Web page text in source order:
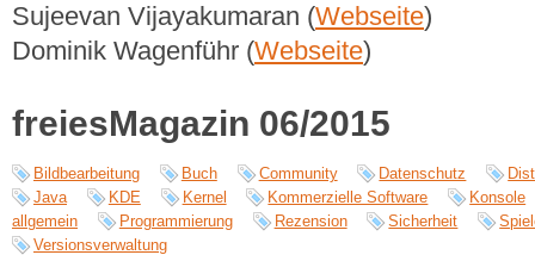
Sujeevan Vijayakumaran (Webseite)
Dominik Wagenführ (Webseite)
freiesMagazin 06/2015
Bildbearbeitung Buch Community Datenschutz
Java
KDE Kernel Kommerzielle Software
Konsole
allgemein
Programmierung Rezension Sicherheit
Versionsverwaltung